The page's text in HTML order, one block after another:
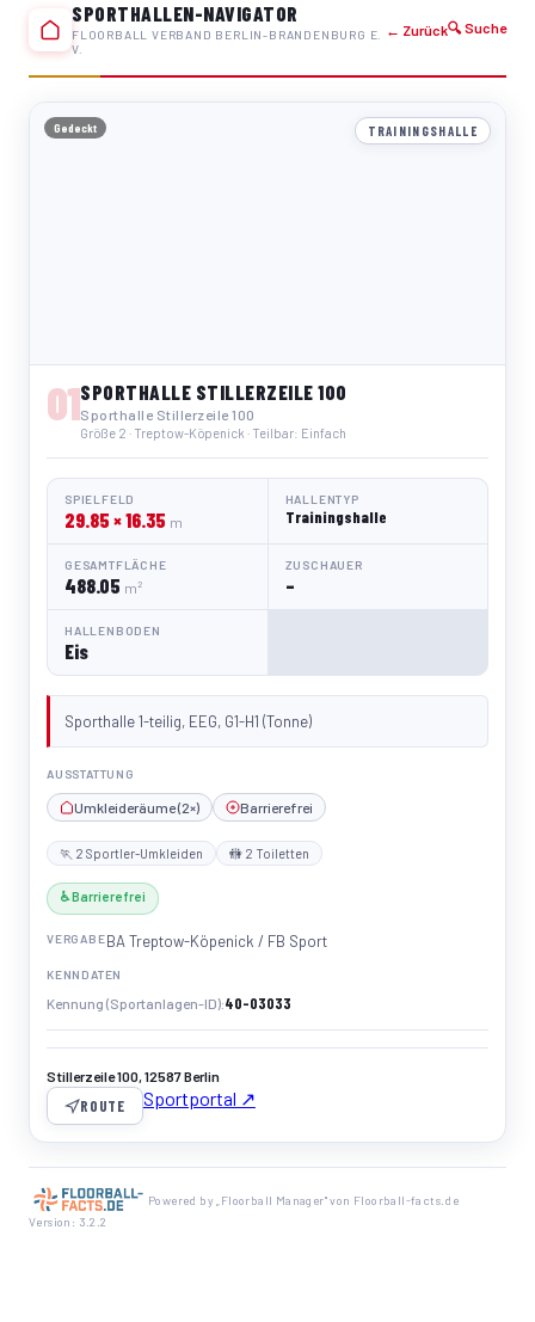
SPORTHALLEN-NAVIGATOR
FLOORBALL VERBAND BERLIN-BRANDENBURG E.
V.
← Zurück🔍 Suche
TRAININGSHALLE
Gedeckt
01SPORTHALLE STILLERZEILE 100
Sporthalle Stillerzeile 100
Größe 2 · Treptow-Köpenick · Teilbar: Einfach
SPIELFELD
29.85 × 16.35 m
HALLENTYP
Trainingshalle
GESAMTFLÄCHE
488.05 m²
ZUSCHAUER
–
HALLENBODEN
Eis
Sporthalle 1-teilig, EEG, G1-H1 (Tonne)
AUSSTATTUNG
Umkleideräume (2×) Barrierefrei
🏃 2 Sportler-Umkleiden 🚻 2 Toiletten
♿ Barrierefrei
VERGABEBA Treptow-Köpenick / FB Sport
KENNDATEN
Kennung (Sportanlagen-ID) 40-03033
Stillerzeile 100, 12587 Berlin
ROUTE Sportportal ↗
Powered by „Floorball Manager" von Floorball-facts.de
Version: 3.2.2